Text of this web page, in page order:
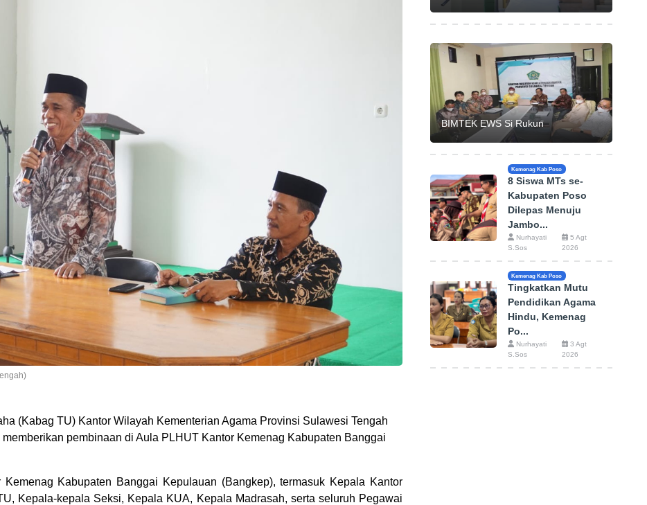
(Kabag TU) Kantor Wilayah Kementerian Agama Provinsi Sulawesi Tengah
pembinaan di Aula PLHUT Kantor Kemenag Kabupaten Banggai
Kabupaten Banggai Kepulauan (Bangkep), termasuk Kepala Kantor
Kepala-kepala Seksi, Kepala KUA, Kepala Madrasah, serta seluruh Pegawai
BIMTEK EWS Si Rukun
Kemenag Kab Poso
8 Siswa MTs se-
Kabupaten Poso
Dilepas Menuju
Jambo...
Nurhayati
S.Sos
5 Agt
2026
Kemenag Kab Poso
Tingkatkan Mutu
Pendidikan Agama
Hindu, Kemenag
Po...
Nurhayati
S.Sos
3 Agt
2026